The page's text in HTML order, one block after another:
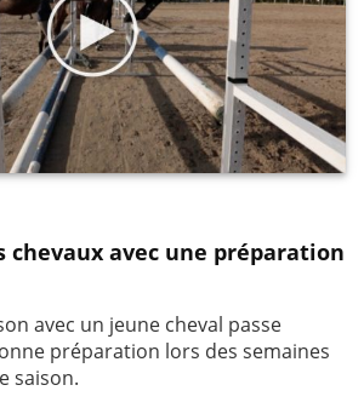
chevaux avec une préparation
avec un jeune cheval passe
préparation lors des semaines
saison.